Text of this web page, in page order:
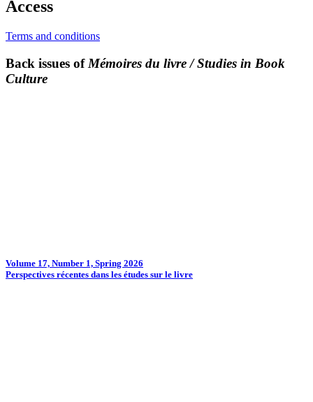
Access
Terms and conditions
Back issues of Mémoires du livre / Studies in Book
Culture
Volume 17, Number 1, Spring 2026
Perspectives récentes dans les études sur le livre